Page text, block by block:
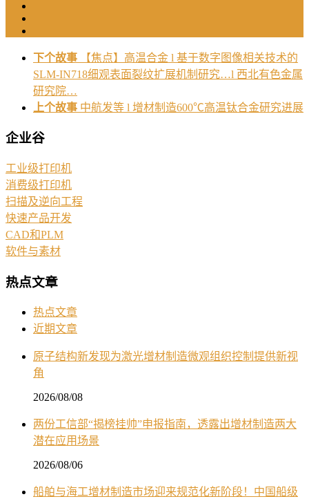
下个故事
【焦点】高温合金 l 基于数字图像相关技术的
SLM-IN718细观表面裂纹扩展机制研究…l 西北有色金属
研究院…
上个故事 中航发等 l 增材制造600℃高温钛合金研究进展
企业谷
工业级打印机
消费级打印机
扫描及逆向工程
快速产品开发
CAD和PLM
软件与素材
热点文章
热点文章
近期文章
原子结构新发现为激光增材制造微观组织控制提供新视
角
2026/08/08
两份工信部“揭榜挂帅”申报指南，透露出增材制造两大
潜在应用场景
2026/08/06
船舶与海工增材制造市场迎来规范化新阶段！中国船级